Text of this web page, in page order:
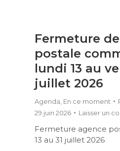
Fermeture
postale
lundi 13 au
juillet 2026
Agenda En ce moment
29 juin 2026
Laisser un
Fermeture agence
13 au 31 juillet 2026